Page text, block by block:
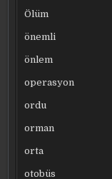
Ölüm
önemli
önlem
operasyon
ordu
orman
orta
otobüs